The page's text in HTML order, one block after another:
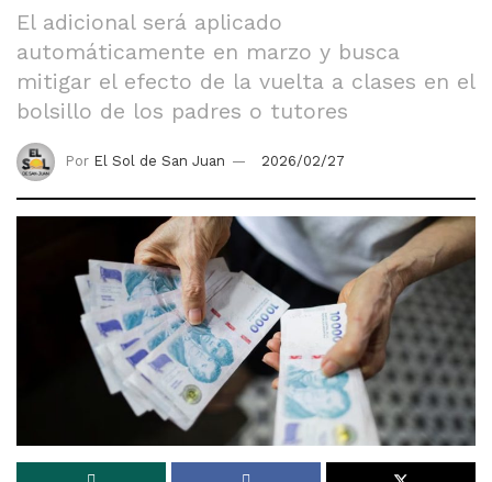
El adicional será aplicado
automáticamente en marzo y busca
mitigar el efecto de la vuelta a clases en el
bolsillo de los padres o tutores
Por El Sol de San Juan 2026/02/27